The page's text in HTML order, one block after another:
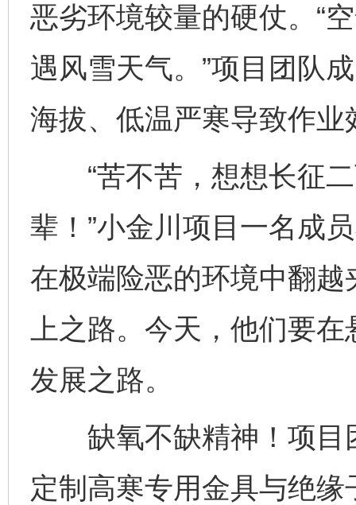
恶劣环境较量的硬仗。“
遇风雪天气。”项目团队
海拔、低温严寒导致作业
“苦不苦，想想长征二
辈！”小金川项目一名成
在极端险恶的环境中翻
上之路。今天，他们要
发展之路。
缺氧不缺精神！项目
定制高寒专用金具与绝